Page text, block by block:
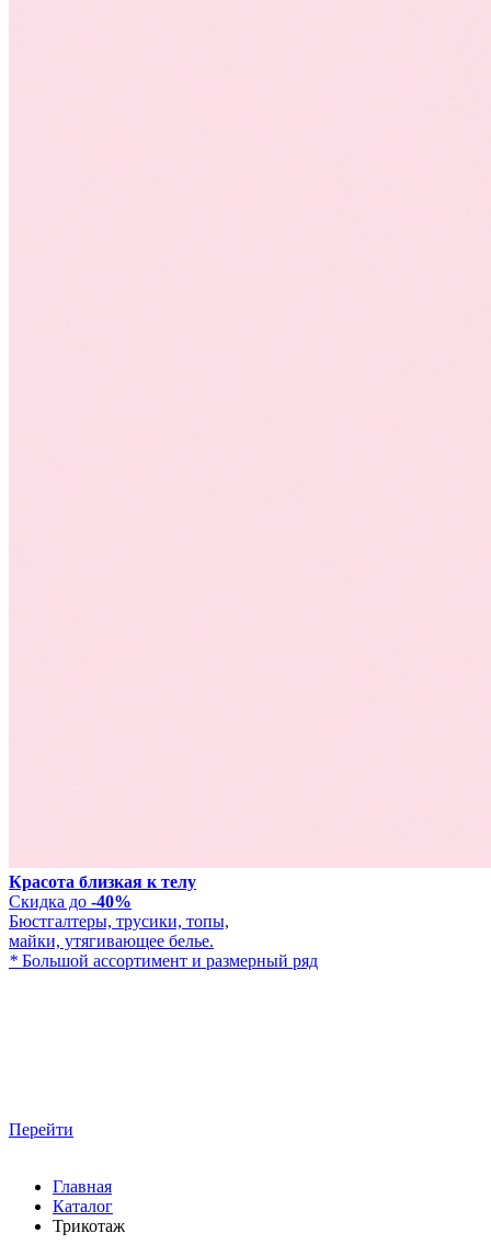
Красота близкая к телу
Скидка до -40%
Бюстгалтеры, трусики, топы,
майки, утягивающее белье.
* Большой ассортимент и размерный ряд
Перейти
Главная
Каталог
Трикотаж